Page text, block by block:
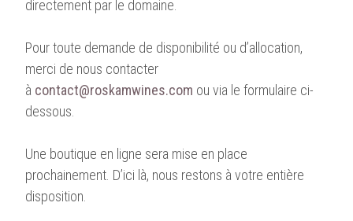
directement par le domaine.
Pour toute demande de disponibilité ou d’allocation,
merci de nous contacter
à contact@roskamwines.com ou via le formulaire ci-
dessous.
Une boutique en ligne sera mise en place
prochainement. D’ici là, nous restons à votre entière
disposition.